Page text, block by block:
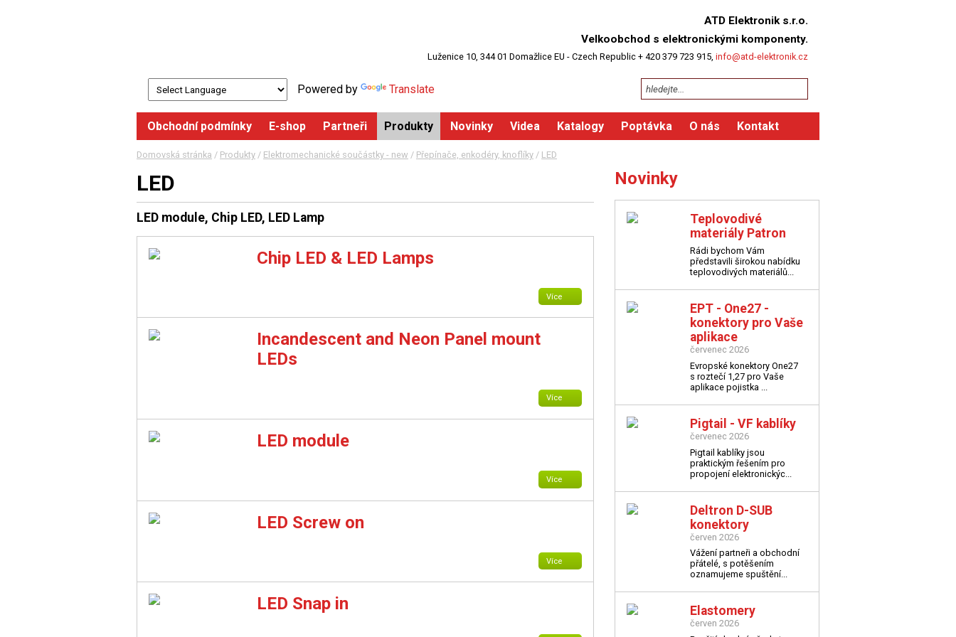
ATD Elektronik s.r.o.
Velkoobchod s elektronickými komponenty.
Luženice 10, 344 01 Domažlice EU - Czech Republic + 420 379 723 915, info@atd-elektronik.cz
Powered by Translate
Obchodní podmínky E-shop Partneři Produkty Novinky Videa Katalogy Poptávka O nás Kontakt
Domovská stránka / Produkty / Elektromechanické součástky - new / Přepínače, enkodéry, knoflíky / LED
LED
LED module, Chip LED, LED Lamp
Chip LED & LED Lamps
Více
Incandescent and Neon Panel mount
LEDs
Více
LED module
Více
LED Screw on
Více
LED Snap in
Novinky
Teplovodivé
materiály Patron
Rádi bychom Vám
představili širokou nabídku
teplovodivých materiálů...
EPT - One27 -
konektory pro Vaše
aplikace
červenec 2026
Evropské konektory One27
s roztečí 1,27 pro Vaše
aplikace pojistka ...
Pigtail - VF kablíky
červenec 2026
Pigtail kablíky jsou
praktickým řešením pro
propojení elektronickýc...
Deltron D-SUB
konektory
červen 2026
Vážení partneři a obchodní
přátelé, s potěšením
oznamujeme spuštění...
Elastomery
červen 2026